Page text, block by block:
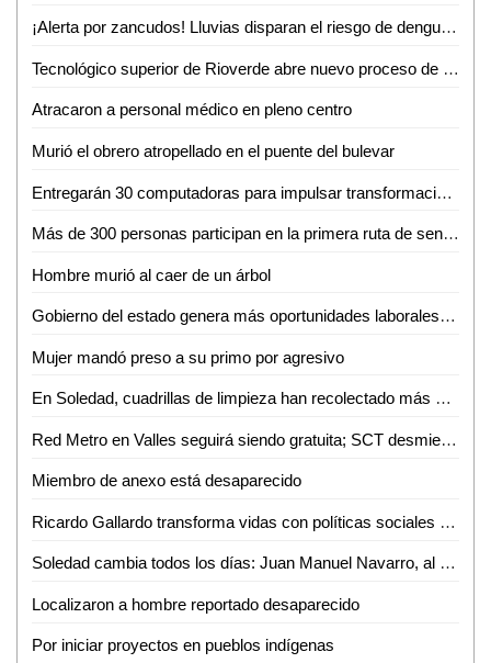
¡Alerta por zancudos! Lluvias disparan el riesgo de dengue, zika y chikungunya
Tecnológico superior de Rioverde abre nuevo proceso de admisión por alta demanda
Atracaron a personal médico en pleno centro
Murió el obrero atropellado en el puente del bulevar
Entregarán 30 computadoras para impulsar transformación digital de negocios de la Huasteca
Más de 300 personas participan en la primera ruta de senderismo por la reinserción
Hombre murió al caer de un árbol
Gobierno del estado genera más oportunidades laborales a mujeres potosinas
Mujer mandó preso a su primo por agresivo
En Soledad, cuadrillas de limpieza han recolectado más de 10 toneladas de residuos por la fiesta futbolera
Red Metro en Valles seguirá siendo gratuita; SCT desmiente cobro de 12 pesos
Miembro de anexo está desaparecido
Ricardo Gallardo transforma vidas con políticas sociales sin límites
Soledad cambia todos los días: Juan Manuel Navarro, al arrancar pavimentación en bulevar Valle de los Fantasmas
Localizaron a hombre reportado desaparecido
Por iniciar proyectos en pueblos indígenas